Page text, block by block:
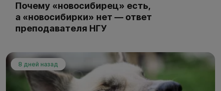
Почему «новосибирец» есть,
а «новосибирки» нет — ответ
преподавателя НГУ
8 дней назад